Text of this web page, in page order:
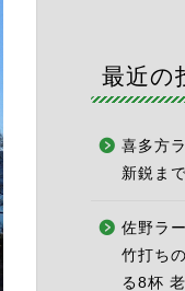
最近の
喜多方
新鋭ま
佐野ラ
竹打ち
る8杯